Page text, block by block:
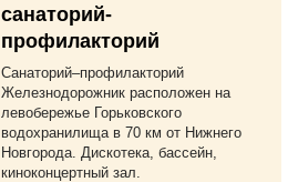
санаторий-
профилакторий
Санаторий–профилакторий
Железнодорожник расположен на
левобережье Горьковского
водохранилища в 70 км от Нижнего
Новгорода. Дискотека, бассейн,
киноконцертный зал.